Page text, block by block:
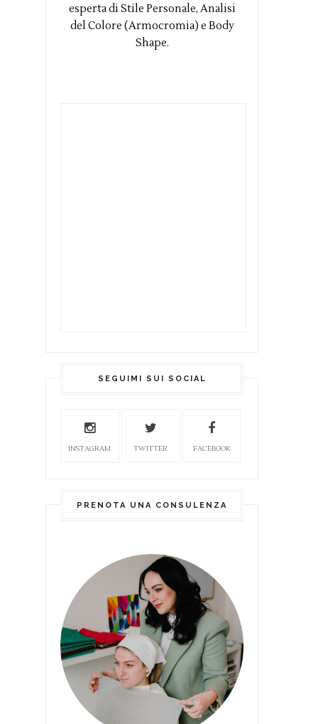
esperta di Stile Personale, Analisi
del Colore (Armocromia) e Body
Shape.
SEGUIMI SUI SOCIAL
INSTAGRAM TWITTER FACEBOOK
PRENOTA UNA CONSULENZA